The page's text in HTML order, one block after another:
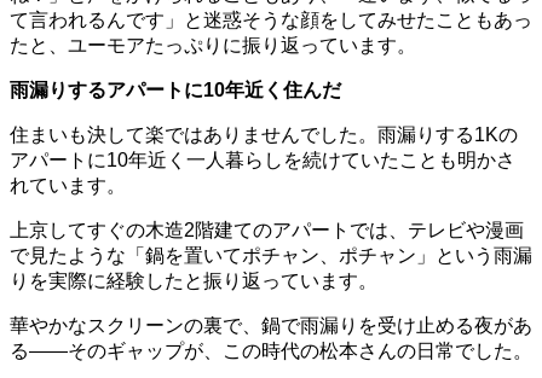
て言われるんです」と迷惑そうな顔をしてみせたこともあっ
たと、ユーモアたっぷりに振り返っています。
雨漏りするアパートに10年近く住んだ
住まいも決して楽ではありませんでした。雨漏りする1Kの
アパートに10年近く一人暮らしを続けていたことも明かさ
れています。
上京してすぐの木造2階建てのアパートでは、テレビや漫画
で見たような「鍋を置いてポチャン、ポチャン」という雨漏
りを実際に経験したと振り返っています。
華やかなスクリーンの裏で、鍋で雨漏りを受け止める夜があ
る——そのギャップが、この時代の松本さんの日常でした。